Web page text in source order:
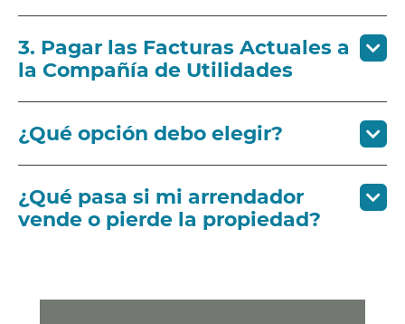
3. Pagar las Facturas Actuales a
la Compañía de Utilidades
¿Qué opción debo elegir?
¿Qué pasa si mi arrendador
vende o pierde la propiedad?